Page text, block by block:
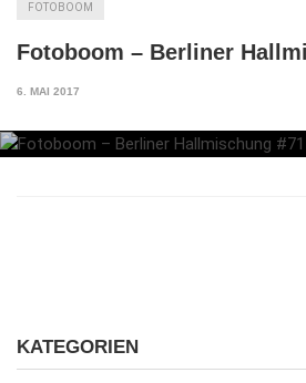
FOTOBOOM
Fotoboom – Berliner
6. MAI 2017
KATEGORIEN